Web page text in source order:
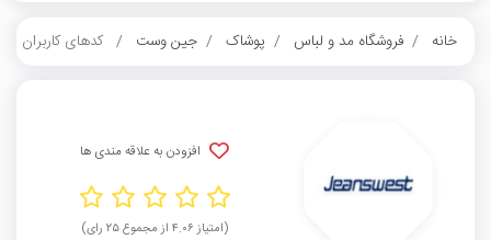
خانه فروشگاه مد و لباس پوشاک جین وست کدهای کاربران
افزودن به علاقه مندی ها
(امتیاز ۴.۰۶ از مجموع ۲۵ رای)